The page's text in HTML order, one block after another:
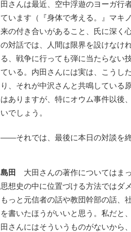
田さんは最近、空中浮遊のヨーガ行
ています（『身体で考える。』マキ
来の付き合いがあること、氏に深く
の対話では、人間は限界を設けなけ
る、戦争に行っても弾に当たらない
ている。内田さんには実は、こうし
り、それが中沢さんと共鳴している
はありますが、特にオウム事件以後
いでしょう。
――それでは、最後に本日の対談を終
島田
大田さんの著作についてはま
思想史の中に位置づける方法ではダ
もっと元信者の話や教団幹部の話、
を書いたほうがいいと思う。私だと
田さんにはそういうものがないから